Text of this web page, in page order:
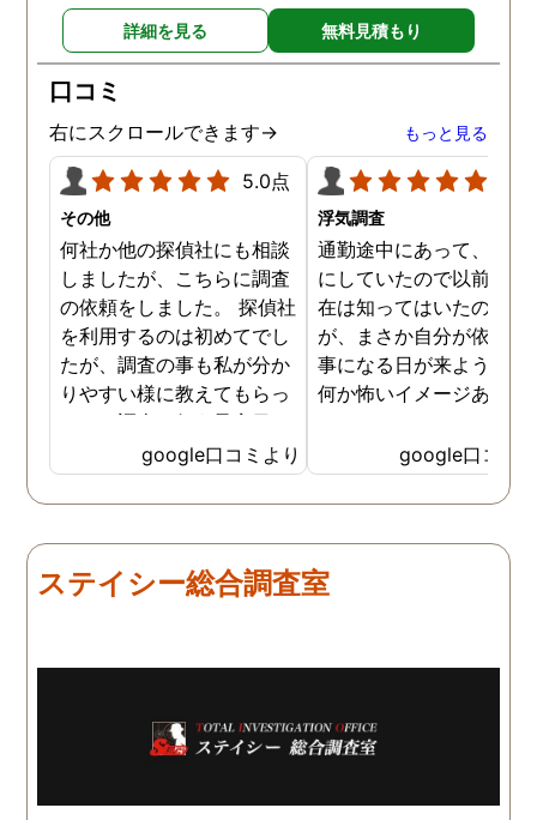
間もラブホテルの利用もし
たようで、たった一日で不
倫の証拠を揃えることがで
きました。
詳細を見る 無料見積もり
口コミ
右にスクロールできます→ もっと見る
5.0点
その他
何社か他の探偵社にも相談
しましたが、こちらに調査
の依頼をしました。 探偵社
を利用するのは初めてでし
たが、調査の事も私が分か
りやすい様に教えてもらっ
たり、調査を行う予定日は
私の希望を聞いてもらいつ
つ、探偵さんのご意見も取
り入れ、細かく打ち合わせ
た。調査を行った日はその
日の報告を入れてくれたり
も助かりました。 報告書や
google口コミより
浮気調査
通勤途中にあって、毎日
にしていたので以前から
在は知ってはいたのです
が、まさか自分が依頼す
事になる日が来ようと
何か怖いイメージありま
応も良く、安心して相談
きました。 調査後に弁
さんも紹介していただき
した！ありがとうござい
した！
google口コミ
ステイシー総合調査室